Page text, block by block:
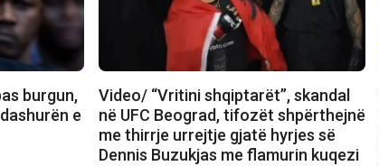
burgun,
e
Video/ “Vritini shqiptarët”, skandal
në UFC Beograd, tifozët shpërthejnë
me thirrje urrejtje gjatë hyrjes së
Dennis Buzukjas me flamurin kuqezi